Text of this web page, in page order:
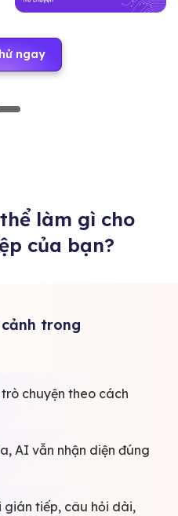
ngay
làm gì cho
của bạn?
trong
chuyện theo cách
AI vẫn nhận diện đúng
gián tiếp, câu hỏi dài,